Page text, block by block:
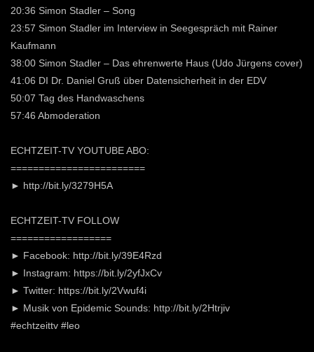
20:36 Simon Stadler – Song
23:57 Simon Stadler im Interview in Seegespräch mit Rainer
Kaufmann
38:00 Simon Stadler – Das ehrenwerte Haus (Udo Jürgens cover)
41:06 DI Dr. Daniel Gruß über Datensicherheit in der EDV
50:07 Tag des Handwaschens
57:46 Abmoderation
ECHTZEIT-TV YOUTUBE ABO:
========================
► http://bit.ly/3279H5A
ECHTZEIT-TV FOLLOW
==================
► Facebook: http://bit.ly/39E4Rzd
► Instagram: https://bit.ly/2yfJxCv
► Twitter: https://bit.ly/2Vwuf4i
► Musik von Epidemic Sounds: http://bit.ly/2Htrjiv
#echtzeittv #leo